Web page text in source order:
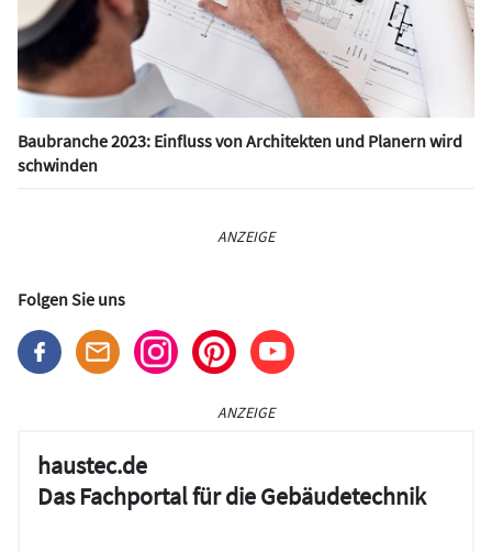
Baubranche 2023: Einfluss von Architekten und Planern wird
schwinden
ANZEIGE
Folgen Sie uns
ANZEIGE
haustec.de
Das Fachportal für die Gebäudetechnik